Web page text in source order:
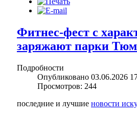
Фитнес-фест с
заряжают парки
Подробности
Опубликовано 03.06.2026
Просмотров: 244
последние и лучшие новости